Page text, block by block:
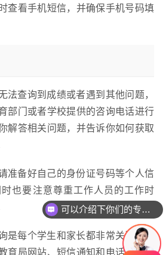
查看手机短信，并确保手机号码填
法查询到成绩或者遇到其他问题，
部门或者学校提供的咨询电话进行
解答相关问题，并告诉你如何获取
准备好自己的身份证号码等个人信
也要注意尊重工作人员的工作时
是每个学生和家长都非常关注的事
育局网站、短信通知和电话咨询等
可以介绍下你们的专业吗？